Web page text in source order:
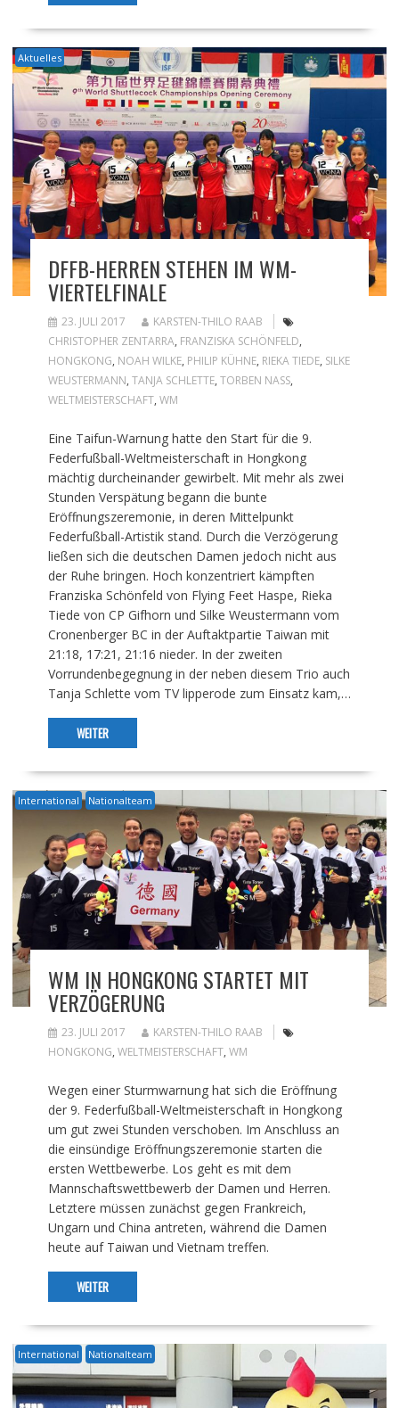
Aktuelles
DFFB-HERREN STEHEN IM WM-
VIERTELFINALE
23. JULI 2017
KARSTEN-THILO RAAB
CHRISTOPHER ZENTARRA, FRANZISKA SCHÖNFELD,
HONGKONG, NOAH WILKE, PHILIP KÜHNE, RIEKA TIEDE, SILKE
WEUSTERMANN, TANJA SCHLETTE, TORBEN NASS,
WELTMEISTERSCHAFT, WM
Eine Taifun-Warnung hatte den Start für die 9.
Federfußball-Weltmeisterschaft in Hongkong
mächtig durcheinander gewirbelt. Mit mehr als zwei
Stunden Verspätung begann die bunte
Eröffnungszeremonie, in deren Mittelpunkt
Federfußball-Artistik stand. Durch die Verzögerung
ließen sich die deutschen Damen jedoch nicht aus
der Ruhe bringen. Hoch konzentriert kämpften
Franziska Schönfeld von Flying Feet Haspe, Rieka
Tiede von CP Gifhorn und Silke Weustermann vom
Cronenberger BC in der Auftaktpartie Taiwan mit
21:18, 17:21, 21:16 nieder. In der zweiten
Vorrundenbegegnung in der neben diesem Trio auch
Tanja Schlette vom TV lipperode zum Einsatz kam,…
WEITER
International Nationalteam
WM IN HONGKONG STARTET MIT
VERZÖGERUNG
23. JULI 2017
KARSTEN-THILO RAAB
HONGKONG, WELTMEISTERSCHAFT, WM
Wegen einer Sturmwarnung hat sich die Eröffnung
der 9. Federfußball-Weltmeisterschaft in Hongkong
um gut zwei Stunden verschoben. Im Anschluss an
die einsündige Eröffnungszeremonie starten die
ersten Wettbewerbe. Los geht es mit dem
Mannschaftswettbewerb der Damen und Herren.
Letztere müssen zunächst gegen Frankreich,
Ungarn und China antreten, während die Damen
heute auf Taiwan und Vietnam treffen.
WEITER
International Nationalteam